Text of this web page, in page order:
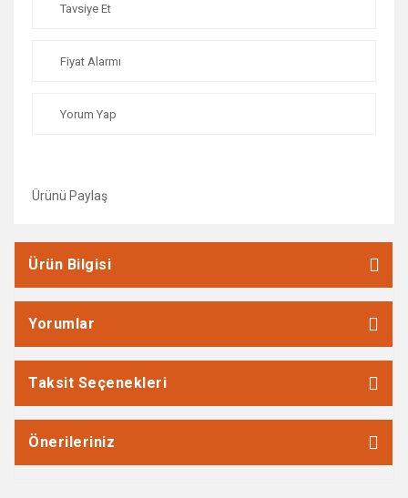
Tavsiye Et
Fiyat Alarmı
Yorum Yap
Ürünü Paylaş
Ürün Bilgisi
Yorumlar
Taksit Seçenekleri
Önerileriniz